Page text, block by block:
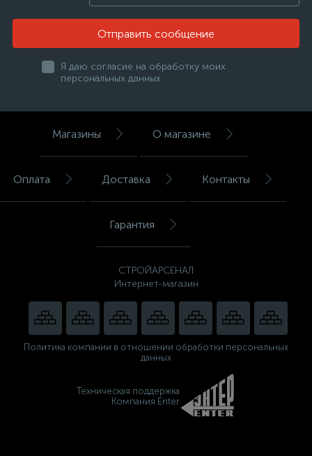
Отправить сообщение
Я даю согласие на обработку моих
персональных данных
Магазины О магазине
Оплата Доставка Контакты
Гарантия
СТРОЙАРСЕНАЛ
Интернет-магазин
Политика компании в отношении обработки персональных
данных
Техническая поддержка
Компания Enter